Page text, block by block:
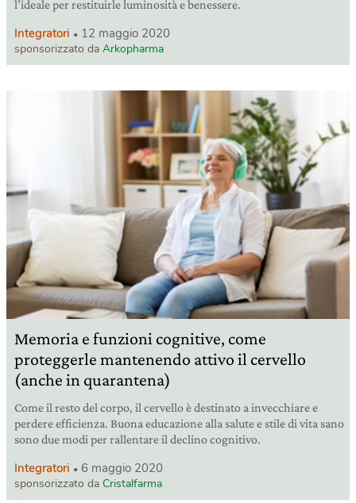
l’ideale per restituirle luminosità e benessere.
Integratori 12 maggio 2020
sponsorizzato da Arkopharma
Memoria e funzioni cognitive, come
proteggerle mantenendo attivo il cervello
(anche in quarantena)
Come il resto del corpo, il cervello è destinato a invecchiare e
perdere efficienza. Buona educazione alla salute e stile di vita sano
sono due modi per rallentare il declino cognitivo.
Integratori 6 maggio 2020
sponsorizzato da Cristalfarma